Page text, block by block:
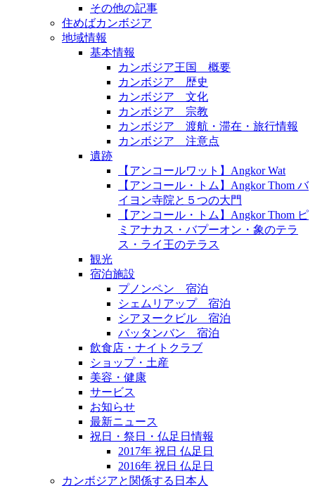
その他の記事
住めばカンボジア
地域情報
基本情報
カンボジア王国 概要
カンボジア 歴史
カンボジア 文化
カンボジア 宗教
カンボジア 渡航・滞在・旅行情報
カンボジア 注意点
遺跡
【アンコールワット】Angkor Wat
【アンコール・トム】Angkor Thom バ
イヨン寺院と５つの大門
【アンコール・トム】Angkor Thom ピ
ミアナカス・バプーオン・象のテラ
ス・ライ王のテラス
観光
宿泊施設
プノンペン 宿泊
シェムリアップ 宿泊
シアヌークビル 宿泊
バッタンバン 宿泊
飲食店・ナイトクラブ
ショップ・土産
美容・健康
サービス
お知らせ
最新ニュース
祝日・祭日・仏足日情報
2017年 祝日 仏足日
2016年 祝日 仏足日
カンボジアと関係する日本人